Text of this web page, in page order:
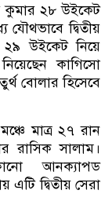
কুমার ২৮ উইকেট
দ্বিতীয়
২৯ উইকেট নিয়ে
কাগিসো
বোলার হিসেবে
মাত্র ২৭ রান
রাসিক সালাম।
আনক্যাপড
এটি দ্বিতীয় সেরা